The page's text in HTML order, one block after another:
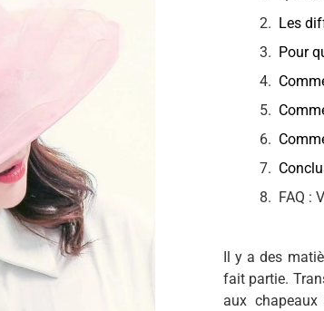
Les
Pour
FAQ :
Il y a des
fait partie.
aux